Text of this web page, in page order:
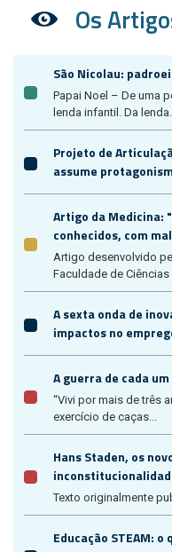
Os
São Nicolau:
Papai Noel – De uma
lenda infantil. Da
Projeto de
assume
Artigo da Medicina:
conhecidos, com
Artigo desenvolvido
Faculdade de
A sexta onda de
impactos no
A guerra de cada
“Vivi por mais de três
exercício de caças...
Hans Staden, os
Texto originalmente
Educação STEAM: